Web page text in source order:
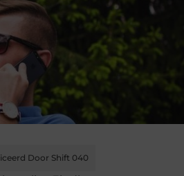
Door Shift 040